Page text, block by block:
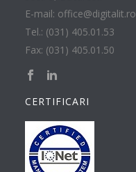
E-mail: office@digitalit.ro
Tel.: (031) 405.01.53
Fax: (031) 405.01.50
CERTIFICARI